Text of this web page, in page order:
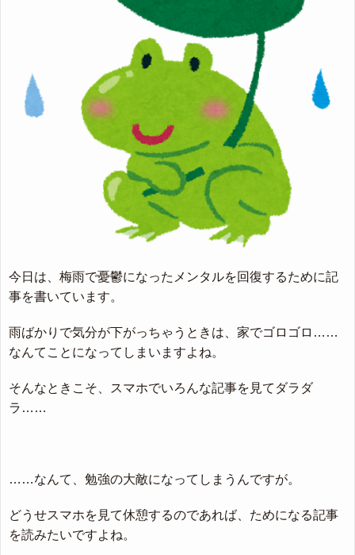
今日は、梅雨で憂鬱になったメンタルを回復するために記
事を書いています。
雨ばかりで気分が下がっちゃうときは、家でゴロゴロ……
なんてことになってしまいますよね。
そんなときこそ、スマホでいろんな記事を見てダラダ
ラ……
……なんて、勉強の大敵になってしまうんですが。
どうせスマホを見て休憩するのであれば、ためになる記事
を読みたいですよね。